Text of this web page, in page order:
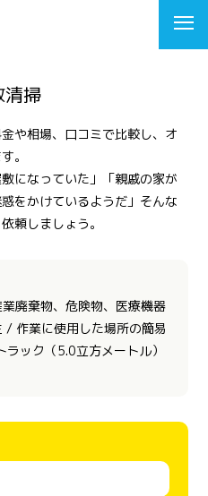
清掃
や相場、口コミで比較し、オ
。
になっていた」「親戚の家が
をかけているようだ」そんな
頼しましょう。
廃棄物、危険物、医療機器
作業に使用した場所の簡易
ック（5.0立方メートル）